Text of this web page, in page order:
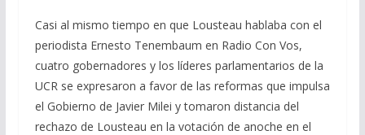
Casi al mismo tiempo en que Lousteau hablaba con el
periodista Ernesto Tenembaum en Radio Con Vos,
cuatro gobernadores y los líderes parlamentarios de la
UCR se expresaron a favor de las reformas que impulsa
el Gobierno de Javier Milei y tomaron distancia del
rechazo de Lousteau en la votación de anoche en el